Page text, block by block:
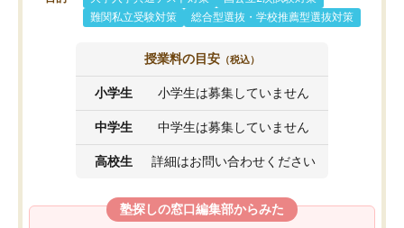
難関私立受験対策
総合型選抜・学校推薦型選抜対策
授業料の目安 （税込）
小学生 小学生は募集していません
中学生 中学生は募集していません
高校生 詳細はお問い合わせください
塾探しの窓口編集部からみた